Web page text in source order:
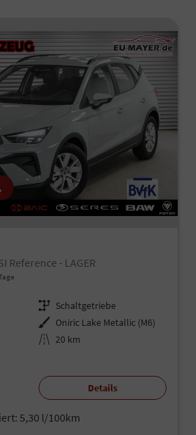
Reference - LAGER
Getriebe Schaltgetriebe
Außenfarbe Oniric Lake Metallic (M6)
Kilometerstand 20 km
Details
5,30 l/100km